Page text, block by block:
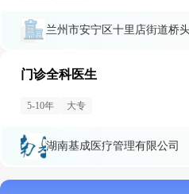
门诊全科医生
5-10年 大专
湖南基成医疗管理有限公司